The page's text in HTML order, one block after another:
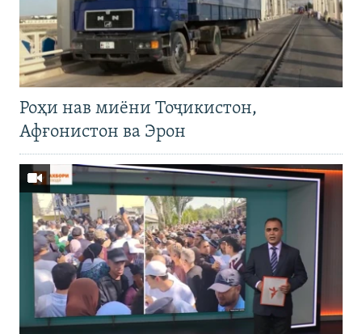
Роҳи нав миёни Тоҷикистон,
Афғонистон ва Эрон